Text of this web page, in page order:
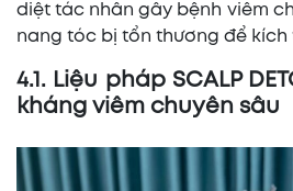
diệt tác nhân gây bệnh viêm
nang tóc bị tổn thương để kích
4.1. Liệu pháp SCALP
kháng viêm chuyên sâu